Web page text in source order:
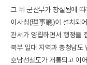
그 뒤 군산부가 창설됨에
이사청(理事廳)이 설치되
관서가 양립하면서 행정을
북부 일대 지역과 충청남도
호남선철도가 개통되고 이